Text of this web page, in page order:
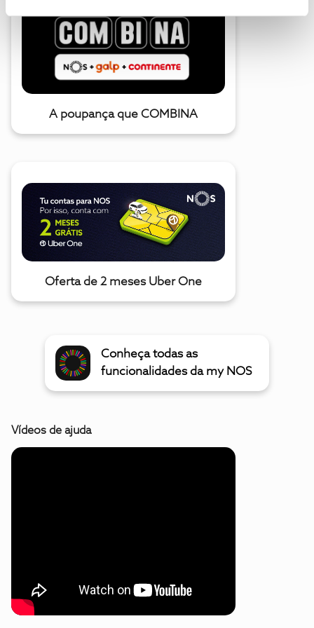
A poupança que COMBINA
Oferta de 2 meses Uber One
Conheça todas as
funcionalidades da my NOS
Vídeos de ajuda